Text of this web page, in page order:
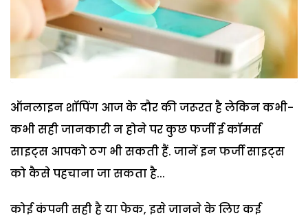
ऑनलाइन शॉपिंग आज के दौर की जरूरत है लेकिन कभी-
कभी सही जानकारी न होने पर कुछ फर्जी ई कॉमर्स
साइट्स आपको ठग भी सकती हैं. जानें इन फर्जी साइट्स
को कैसे पहचाना जा सकता है...
कोई कंपनी सही है या फेक, इसे जानने के लिए कई